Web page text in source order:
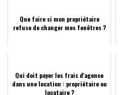
Que faire si mon propriétaire
refuse de changer mes fenêtres ?
Qui doit payer les frais d'agence
dans une location : propriétaire ou
locataire ?